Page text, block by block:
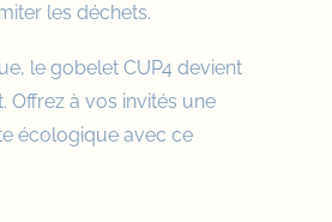
les déchets.
le gobelet CUP4 devient
à vos invités une
écologique avec ce